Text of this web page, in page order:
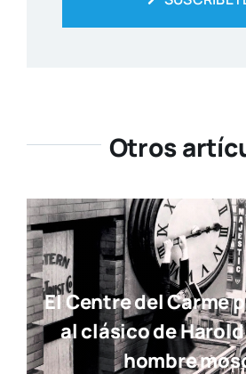
Otros
El Centre del Carme
al clásico de
hombre